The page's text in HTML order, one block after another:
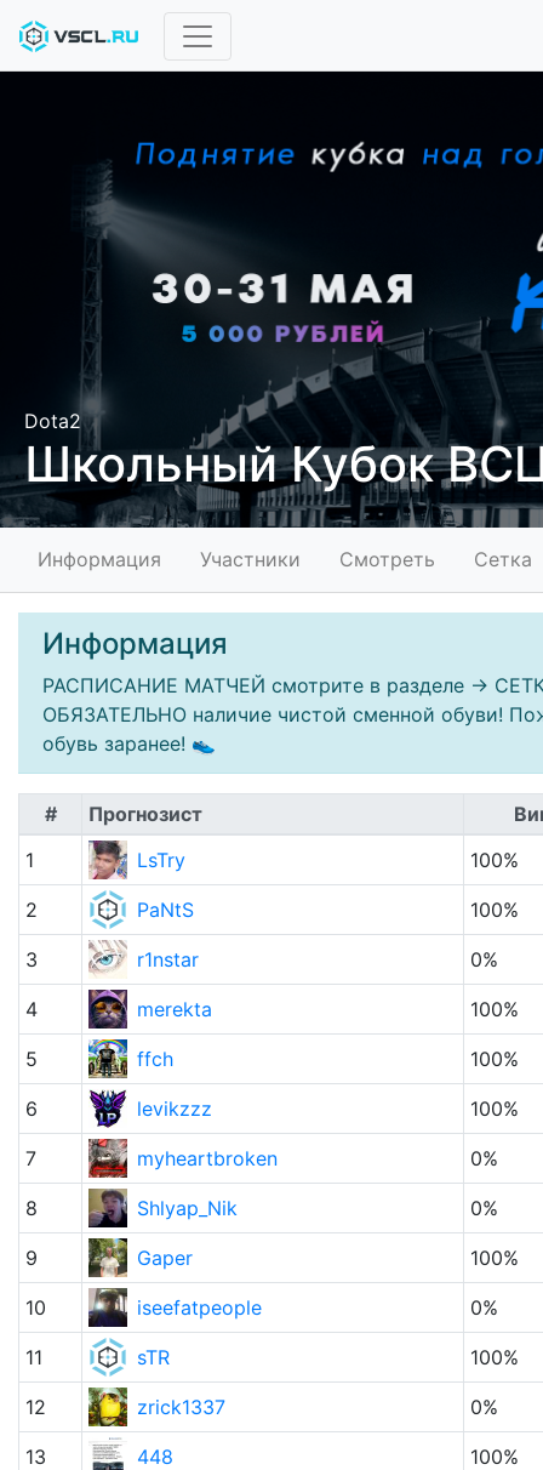
Dota2
Школьный Кубок
Информация Участники Смотреть Сетка
Информация
РАСПИСАНИЕ МАТЧЕЙ смотрите в разделе ->
ОБЯЗАТЕЛЬНО наличие чистой сменной обуви!
обувь заранее! 👟
# Прогнозист
1
LsTry 100%
2 PaNtS 100%
3 r1nstar 0%
4 merekta 100%
5 ffch 100%
6 levikzzz 100%
7 myheartbroken 0%
8 Shlyap_Nik 0%
9 Gaper 100%
10 iseefatpeople 0%
11 sTR 100%
12 zrick1337 0%
13 448 100%